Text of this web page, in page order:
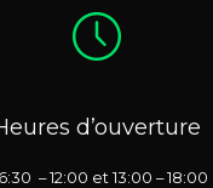
d’ouverture
– 12:00 et 13:00 – 18:00